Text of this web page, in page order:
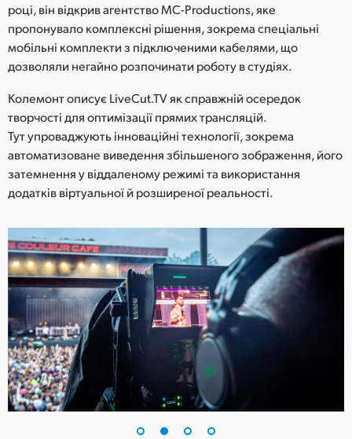
Norway
Poland
Singapore
South Africa
Spain
Chinese Taipei
Turkey
UAE
Ukraine
United Kingdom
році, він відкрив агентство MC-Productions, яке
пропонувало комплексні рішення, зокрема спеціальні
мобільні комплекти з підключеними кабелями, що
дозволяли негайно розпочинати роботу в студіях.
Колемонт описує LiveCut.TV як справжній осередок
творчості для оптимізації прямих трансляцій.
Тут упроваджують інноваційні технології, зокрема
автоматизоване виведення збільшеного зображення, його
затемнення у віддаленому режимі та використання
додатків віртуальної й розширеної реальності.